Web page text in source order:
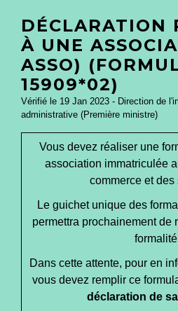
DÉCLARATION
À UNE
ASSO)
15909*02)
Vérifié le 19 Jan 2023 - Direction de
administrative (Première ministre)
Vous devez réaliser une
association immatriculée
commerce et des
Le guichet unique des
permettra prochainement de
Dans cette attente, pour en
vous devez remplir ce
déclaration de